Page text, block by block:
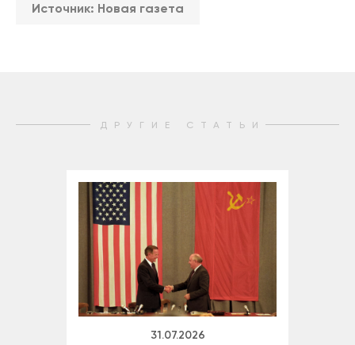
Источник: Новая газета
ДРУГИЕ СТАТЬИ
31.07.2026